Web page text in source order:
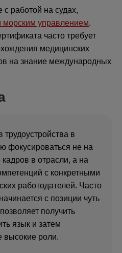
работой на судах,
морским управлением.
часто требует
медицинских
на знание международных
трудоустройства в
фокусироваться не на
в отрасли, а на
с конкретными
работодателей. Часто
с позиции чуть
получить
язык и затем
высокие роли.